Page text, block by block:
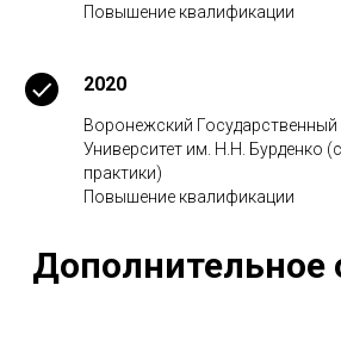
Повышение квалификации
2020
Воронежский
Университет им. Н.Н. Бурденко
практики)
Повышение квалификации
Дополнительное